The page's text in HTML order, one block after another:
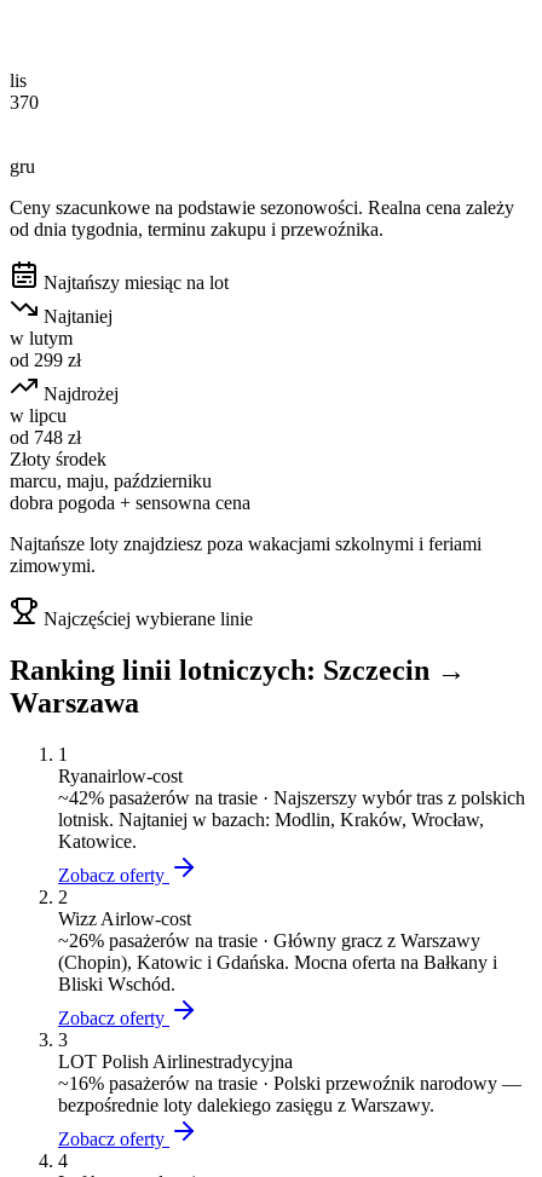
lis
370
gru
Ceny szacunkowe na podstawie sezonowości. Realna cena zależy
od dnia tygodnia, terminu zakupu i przewoźnika.
Najtańszy miesiąc na lot
Najtaniej
w lutym
od 299 zł
Najdrożej
w lipcu
od 748 zł
Złoty środek
marcu, maju, październiku
dobra pogoda + sensowna cena
Najtańsze loty znajdziesz poza wakacjami szkolnymi i feriami
zimowymi.
Najczęściej wybierane linie
Ranking linii lotniczych: Szczecin →
Warszawa
1
Ryanairlow-cost
~42% pasażerów na trasie · Najszerszy wybór tras z polskich
lotnisk. Najtaniej w bazach: Modlin, Kraków, Wrocław,
Katowice.
Zobacz oferty
2
Wizz Airlow-cost
~26% pasażerów na trasie · Główny gracz z Warszawy
(Chopin), Katowic i Gdańska. Mocna oferta na Bałkany i
Bliski Wschód.
Zobacz oferty
3
LOT Polish Airlinestradycyjna
~16% pasażerów na trasie · Polski przewoźnik narodowy —
bezpośrednie loty dalekiego zasięgu z Warszawy.
Zobacz oferty
4